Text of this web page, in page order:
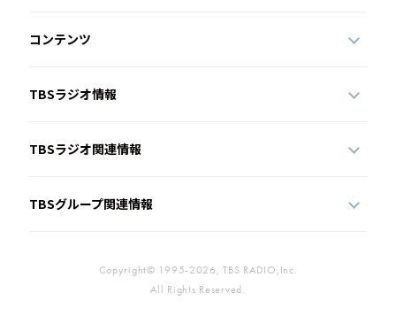
コンテンツ
TBSラジオ情報
TBSラジオ関連情報
TBSグループ関連情報
Copyright© 1995-2026, TBS RADIO,Inc.
All Rights Reserved.